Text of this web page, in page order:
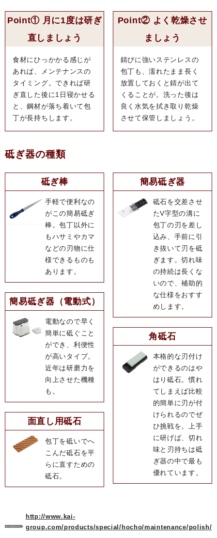
Point① 月に1度は研ぎ
直しましょう
食材にひっかかる感じが
あれば、メンテナンスの
タイミング。できれば研
ぎ直した後に1日寝かせる
と、鋼材が落ち着いて包
丁が長持ちします。
Point② よく乾燥させ
ましょう
錆びに強いステンレスの
包丁も、濡れたまま長く
放置しておくと錆が出て
くることが。洗った後は
良く水気を拭き取り乾燥
させて保管しましょう。
砥ぎ器の種類
砥ぎ棒
手軽で便利なの
がこの簡易砥ぎ
棒。包丁以外に
もハサミやカマ
などの刃物に仕
様できるものも
あります。
簡易砥ぎ器
砥石を交差させ
たV字型の溝に
包丁の刃を差し
込み、手前に引
き抜いて刃を砥
ぎます。切れ味
の持続は長くな
いので、補助的
な仕様をおすす
めします。
簡易砥ぎ器（電動式）
電動なので早く
簡単に砥ぐこと
ができ、利便性
が高いタイプ。
近年は研磨力を
向上させた機種
も。
角砥石
本格的な刃付け
ができるのはや
はり砥石。慣れ
てしまえば比較
的簡単に刃が付
けられるのでぜ
ひ挑戦を。上手
に研げば、切れ
味と刃持ちは砥
ぎ器の中で最も
優れています。
面直し用砥石
包丁を砥いでへ
こんだ砥石を平
らに直すための
砥石。
http://www.kai-
group.com/products/special/hocho/maintenance/polish/